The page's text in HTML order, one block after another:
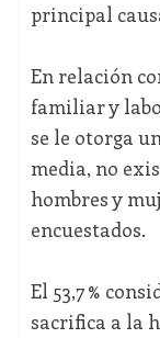
principal
En relación
familiar y
se le otorga
media, no
hombres y
encuestados.
El 53,7 %
sacrifica a la